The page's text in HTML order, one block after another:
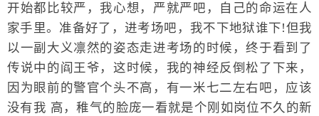
开始都比较严，我心想，严就严吧，自己的命运在人
家手里。准备好了，进考场吧，我不下地狱谁下!但我
以一副大义凛然的姿态走进考场的时候，终于看到了
传说中的阎王爷，这时候，我的神经反倒松了下来，
因为眼前的警官个头不高，有一米七二左右吧，应该
没有我 高，稚气的脸庞一看就是个刚如岗位不久的新